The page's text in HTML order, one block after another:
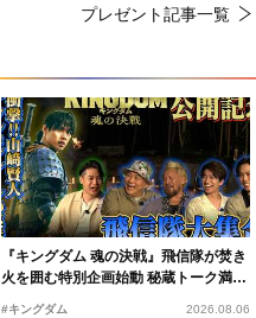
『キングダム 魂の決戦』飛信隊が焚き
火を囲む特別企画始動 秘蔵トーク満載
の“キングダムキャンプ”開催
#キングダム 2026.08.06
プレゼント記事一覧